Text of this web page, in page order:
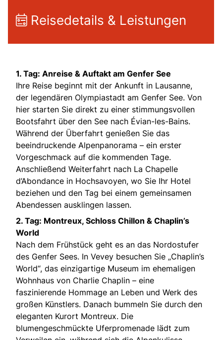
Reisedetails & Leistungen
1. Tag: Anreise & Auftakt am Genfer See
Ihre Reise beginnt mit der Ankunft in Lausanne,
der legendären Olympiastadt am Genfer See. Von
hier starten Sie direkt zu einer stimmungsvollen
Bootsfahrt über den See nach Évian-les-Bains.
Während der Überfahrt genießen Sie das
beeindruckende Alpenpanorama – ein erster
Vorgeschmack auf die kommenden Tage.
Anschließend Weiterfahrt nach La Chapelle
d’Abondance in Hochsavoyen, wo Sie Ihr Hotel
beziehen und den Tag bei einem gemeinsamen
Abendessen ausklingen lassen.
2. Tag: Montreux, Schloss Chillon & Chaplin’s
World
Nach dem Frühstück geht es an das Nordostufer
des Genfer Sees. In Vevey besuchen Sie „Chaplin’s
World“, das einzigartige Museum im ehemaligen
Wohnhaus von Charlie Chaplin – eine
faszinierende Hommage an Leben und Werk des
großen Künstlers. Danach bummeln Sie durch den
eleganten Kurort Montreux. Die
blumengeschmückte Uferpromenade lädt zum